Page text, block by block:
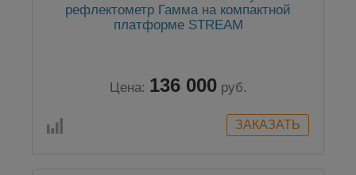
рефлектометр Гамма на компактной
платформе STREAM
Цена: 136 000 руб.